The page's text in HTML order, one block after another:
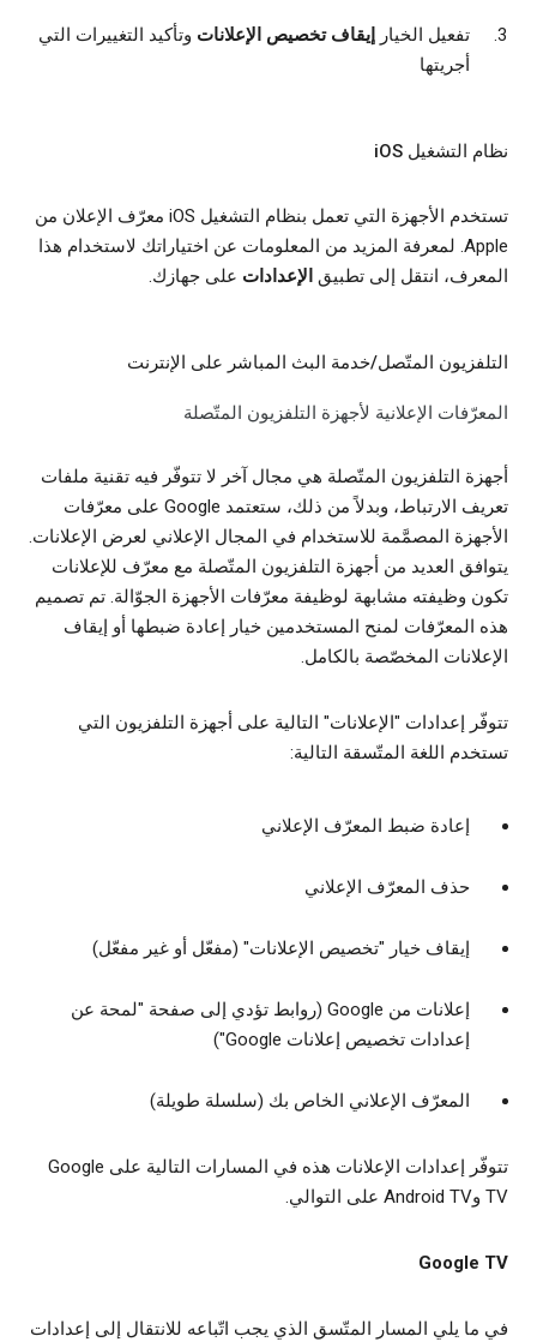
تفعيل الخيار إيقاف تخصيص الإعلانات وتأكيد التغييرات التي
أجريتها
نظام التشغيل iOS
تستخدم الأجهزة التي تعمل بنظام التشغيل iOS معرّف الإعلان من
Apple. لمعرفة المزيد من المعلومات عن اختياراتك لاستخدام هذا
المعرف، انتقل إلى تطبيق الإعدادات على جهازك.
التلفزيون المتّصل/خدمة البث المباشر على الإنترنت
المعرّفات الإعلانية لأجهزة التلفزيون المتّصلة
أجهزة التلفزيون المتّصلة هي مجال آخر لا تتوفّر فيه تقنية ملفات
تعريف الارتباط، وبدلاً من ذلك، ستعتمد Google على معرّفات
الأجهزة المصمَّمة للاستخدام في المجال الإعلاني لعرض الإعلانات.
يتوافق العديد من أجهزة التلفزيون المتّصلة مع معرّف للإعلانات
تكون وظيفته مشابهة لوظيفة معرّفات الأجهزة الجوّالة. تم تصميم
هذه المعرّفات لمنح المستخدمين خيار إعادة ضبطها أو إيقاف
الإعلانات المخصّصة بالكامل.
تتوفّر إعدادات "الإعلانات" التالية على أجهزة التلفزيون التي
تستخدم اللغة المتّسقة التالية:
إعادة ضبط المعرّف الإعلاني
حذف المعرّف الإعلاني
إيقاف خيار "تخصيص الإعلانات" (مفعّل أو غير مفعّل)
إعلانات من Google (روابط تؤدي إلى صفحة "لمحة عن
إعدادات تخصيص إعلانات Google")
المعرّف الإعلاني الخاص بك (سلسلة طويلة)
تتوفّر إعدادات الإعلانات هذه في المسارات التالية على Google
TV وAndroid TV على التوالي.
Google TV
في ما يلي المسار المتّسق الذي يجب اتّباعه للانتقال إلى إعدادات